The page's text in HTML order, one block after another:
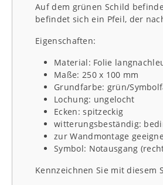
Auf dem grünen Schild
befindet sich ein Pfeil, der
Eigenschaften:
Material: Folie
Maße: 250 x 100 mm
Grundfarbe: grün/
Lochung: ungelocht
Ecken: spitzeckig
witterungsbeständig:
zur Wandmontage
Symbol: Notausgang
Kennzeichnen Sie mit diesem